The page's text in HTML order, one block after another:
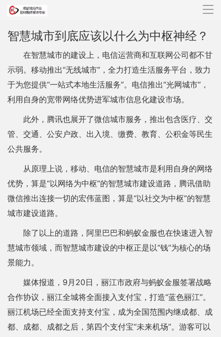
导
智慧城市到底应该以什么为中枢神经？
在智慧城市的建设上，电信运营商和互联网公司都不甘
示弱。移动推出“无线城市”，全力打造生活服务平台，致力
于为您提供“一站式本地生活服务”。电信推出“光网城市”，
利用自身的宽带网络优势进军城市信息化建设市场。
此外，腾讯也展开了微信城市服务，推出包含医疗、交
管、交通、公安户政、出入境、缴费、教育、公积金等民生
公共服务。
从原理上说，移动、电信的智慧城市是利用自身的网络
优势，算是“以网络为中枢”的智慧城市建设道路，腾讯借助
微信推出连接一切的宏伟蓝图，算是“以社交为中枢”的智慧
城市建设道路。
除了以上的道路，阿里巴巴和蚂蚁金服也在快速进入智
慧城市领域，而智慧城市建设的中枢正是以“钱”为核心的场
景能力。
媒体报道，9月20日，丽江市政府与蚂蚁金服签署战略
合作协议，丽江全城将全面接入支付宝，打造“蓝色丽江”。
丽江机场已经全面支持支付宝，成为全国范围内继成都、成
都、成都、成都之后，第四个支付宝“未来机场”。游客可以